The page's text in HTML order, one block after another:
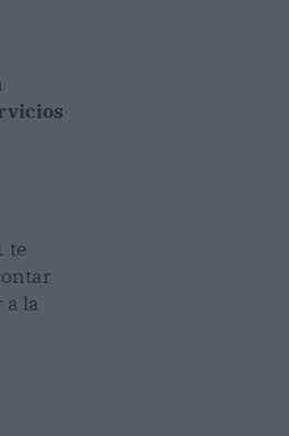
te
a la